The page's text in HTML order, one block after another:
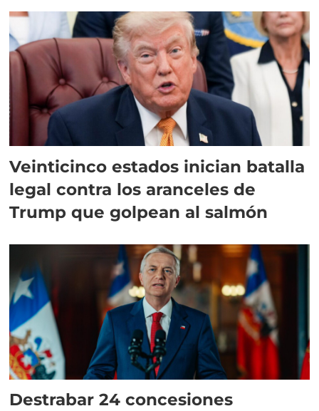
Veinticinco estados inician batalla
legal contra los aranceles de
Trump que golpean al salmón
Destrabar 24 concesiones